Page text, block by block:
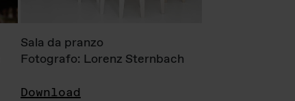
Sala da pranzo
Fotografo: Lorenz Sternbach
Download